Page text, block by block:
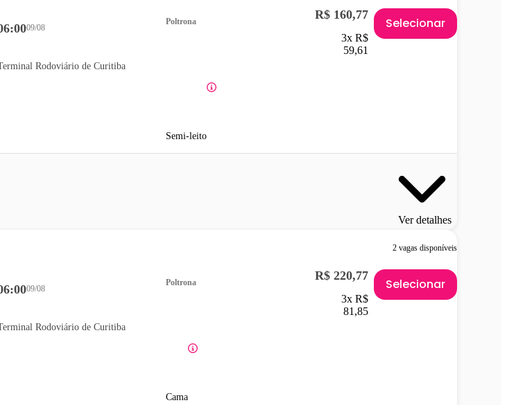
09/08
Rodoviário de Curitiba
Poltrona
Semi-leito
R$ 160,77
3x R$
59,61
Selecionar
Ver detalhes
2 vagas disponíveis
09/08
Rodoviário de Curitiba
Poltrona
Cama
R$ 220,77
3x R$
81,85
Selecionar